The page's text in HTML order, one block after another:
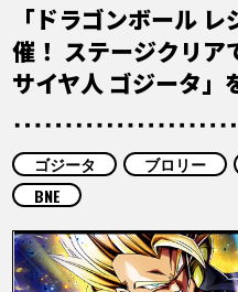
RANKING
MOVIE
COLUMNS
ABOUT
「ドラゴンボール
催！ ステージクリア
サイヤ人 ゴジータ」
ゴジータ ブロリー
BNE